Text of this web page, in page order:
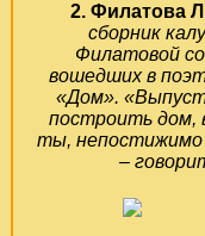
2. Филатова
сборник
Филатовой
вошедших в
«Дом».
построить дом,
ты, непостижимо
–